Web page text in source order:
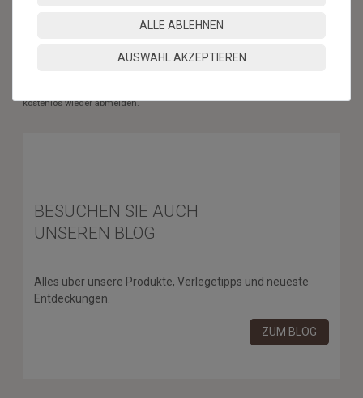
** Hierbei handelt es sich um ein Pflichtfeld.
* Mit der Anmeldung für den Newsletter erklären Sie sich damit
kostenlos wieder abmelden.
BESUCHEN SIE AUCH
UNSEREN BLOG
Alles über unsere Produkte, Verlegetipps und neueste
Entdeckungen.
ZUM BLOG
ALLE ABLEHNEN
AUSWAHL AKZEPTIEREN